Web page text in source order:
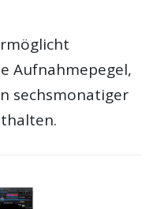
Aufnahmepegel,
sechsmonatiger